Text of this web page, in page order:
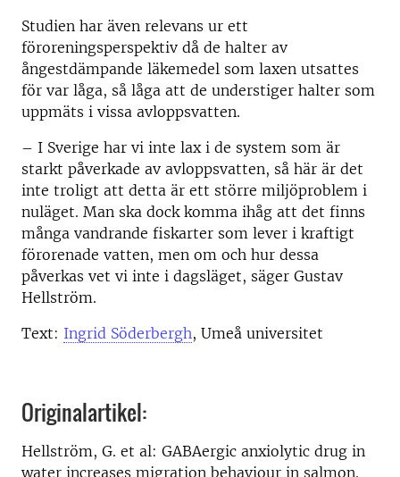
Studien har även relevans ur ett
föroreningsperspektiv då de halter av
ångestdämpande läkemedel som laxen utsattes
för var låga, så låga att de understiger halter som
uppmäts i vissa avloppsvatten.
– I Sverige har vi inte lax i de system som är
starkt påverkade av avloppsvatten, så här är det
inte troligt att detta är ett större miljöproblem i
nuläget. Man ska dock komma ihåg att det finns
många vandrande fiskarter som lever i kraftigt
förorenade vatten, men om och hur dessa
påverkas vet vi inte i dagsläget, säger Gustav
Hellström.
Text: Ingrid Söderbergh, Umeå universitet
Originalartikel:
Hellström, G. et al: GABAergic anxiolytic drug in
water increases migration behaviour in salmon.